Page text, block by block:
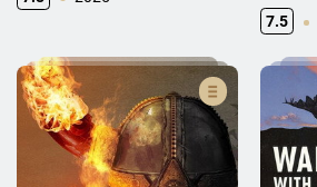
7.5